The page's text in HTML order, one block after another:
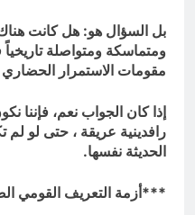
بل السؤال هو: هل كانت
ومتماسكة ومتواصلة
مقومات الاستمرار
إذا كان الجواب نعم، فإننا
رافدينية عريقة ، حتى لو
الحديثة نفسها.
***أزمة التعريف القومي